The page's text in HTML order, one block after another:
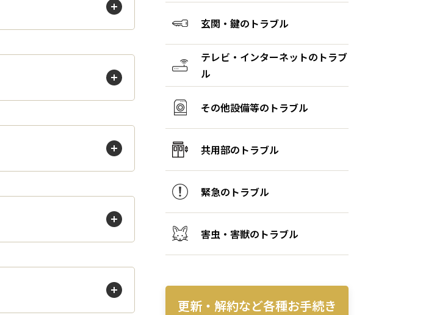
る
いる
玄関・鍵のトラブル
テレビ・インターネットのトラブ
ル
その他設備等のトラブル
共用部のトラブル
緊急のトラブル
害虫・害獣のトラブル
更新・解約など各種お手続き